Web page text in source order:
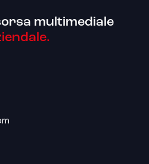
multimediale